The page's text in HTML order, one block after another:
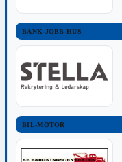
BANK-JOBB-HUS
BIL-MOTOR